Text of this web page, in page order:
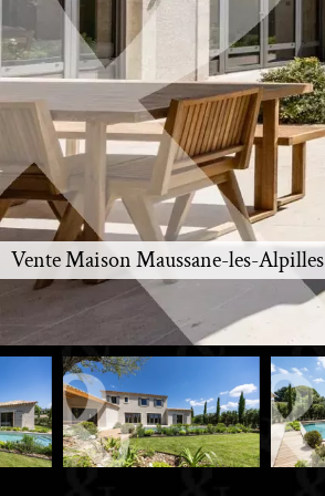
Vente Maison Maussane-les-Alpilles